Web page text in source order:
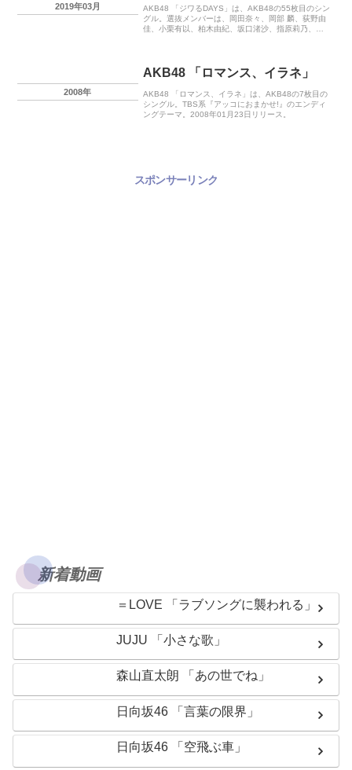
2019年03月
AKB48 「ジワるDAYS」は、AKB48の55枚目のシン
グル。選抜メンバーは、岡田奈々、岡部 麟、荻野由
佳、小栗有以、柏木由紀、坂口渚沙、指原莉乃、下
横山由依、吉田朱里。2019年03月13日リリース。
2008年
AKB48 「ロマンス、イラネ」
AKB48 「ロマンス、イラネ」は、AKB48の7枚目の
シングル。TBS系『アッコにおまかせ!』のエンディ
ングテーマ。2008年01月23日リリース。
スポンサーリンク
新着動画
＝LOVE 「ラブソングに襲われる」
JUJU 「小さな歌」
森山直太朗 「あの世でね」
日向坂46 「言葉の限界」
日向坂46 「空飛ぶ車」